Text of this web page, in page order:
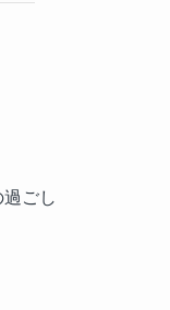
ごし